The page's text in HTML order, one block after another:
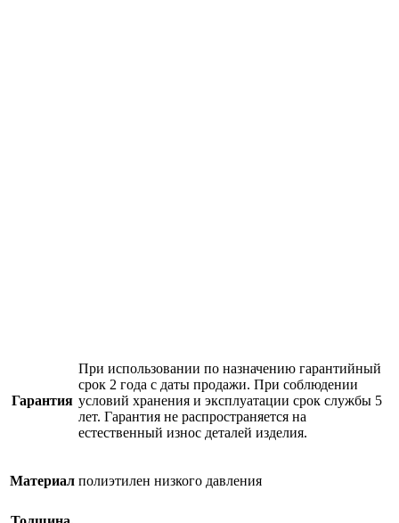
Гарантия
При использовании по назначению гарантийный
срок 2 года с даты продажи. При соблюдении
условий хранения и эксплуатации срок службы 5
лет. Гарантия не распространяется на
естественный износ деталей изделия.
Материал полиэтилен низкого давления